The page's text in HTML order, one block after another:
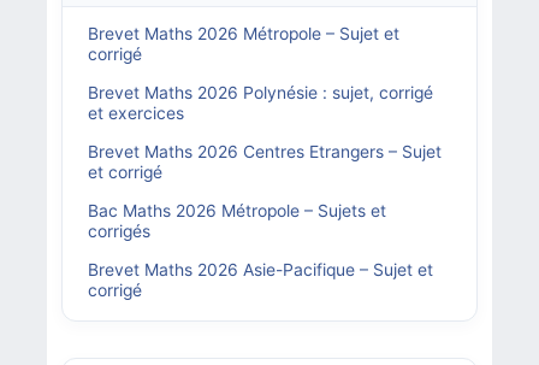
Brevet Maths 2026 Métropole – Sujet et
corrigé
Brevet Maths 2026 Polynésie : sujet, corrigé
et exercices
Brevet Maths 2026 Centres Etrangers – Sujet
et corrigé
Bac Maths 2026 Métropole – Sujets et
corrigés
Brevet Maths 2026 Asie-Pacifique – Sujet et
corrigé